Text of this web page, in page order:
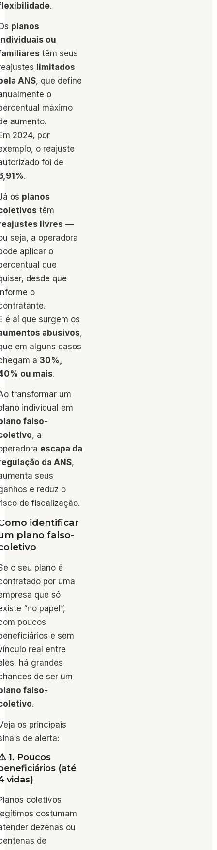
.
planos
ou
têm seus
limitados
ANS, que define
o
máximo
aumento.
2024, por
o reajuste
foi de
.
os planos
têm
livres —
seja, a operadora
aplicar o
que
desde que
o
é aí que surgem os
abusivos,
em alguns casos
a 30%,
ou mais.
transformar um
individual em
falso-
, a
escapa da
da ANS,
seus
e reduz o
de fiscalização.
identificar
plano falso-
o seu plano é
por uma
que só
“no papel”,
poucos
e sem
real entre
há grandes
de ser um
falso-
.
os principais
de alerta:
1. Poucos
(até
vidas)
coletivos
costumam
dezenas ou
de